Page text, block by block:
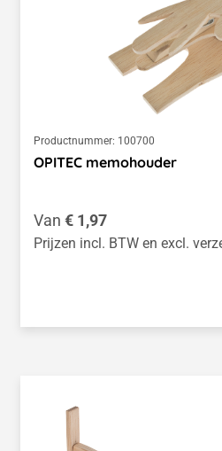
Productnummer: 100700
OPITEC memohouder
Normale prijs:
Van € 1,97
Prijzen incl. BTW en excl.